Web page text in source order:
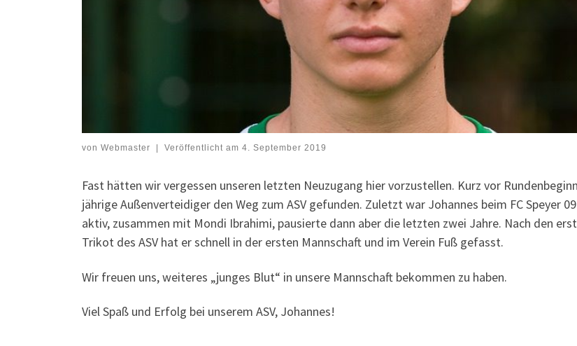
von Webmaster Veröffentlicht am 4. September 2019
Fast hätten wir vergessen unseren letzten Neuzugang hier vorzustellen. Kurz vor
jährige Außenverteidiger den Weg zum ASV gefunden. Zuletzt war Johannes beim FC Speyer
aktiv, zusammen mit Mondi Ibrahimi, pausierte dann aber die letzten zwei Jahre. Nach den
Trikot des ASV hat er schnell in der ersten Mannschaft und im Verein Fuß gefasst.
Wir freuen uns, weiteres „junges Blut“ in unsere Mannschaft bekommen zu haben.
Viel Spaß und Erfolg bei unserem ASV, Johannes!